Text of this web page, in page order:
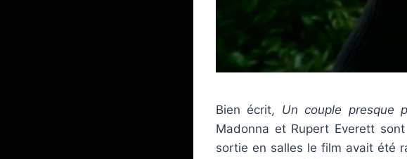
Bien écrit, Un couple presque
Madonna et Rupert Everett
sortie en salles le film avait été